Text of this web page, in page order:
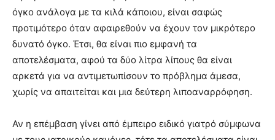
όγκο ανάλογα με τα κιλά κάποιου, είναι σαφώς
προτιμότερο όταν αφαιρεθούν να έχουν τον μικρότερο
δυνατό όγκο. Έτσι, θα είναι πιο εμφανή τα
αποτελέσματα, αφού τα δύο λίτρα λίπους θα είναι
αρκετά για να αντιμετωπίσουν το πρόβλημα άμεσα,
χωρίς να απαιτείται και μια δεύτερη λιποαναρρόφηση.
Αν η επέμβαση γίνει από έμπειρο ειδικό γιατρό σύμφωνα